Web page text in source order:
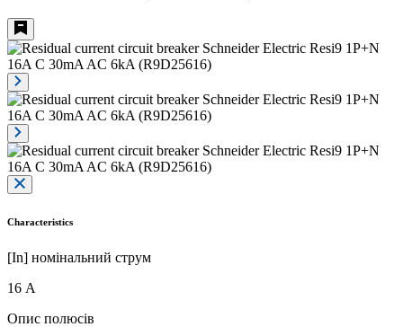
Characteristics
[In] номінальний струм
16 А
Опис полюсів